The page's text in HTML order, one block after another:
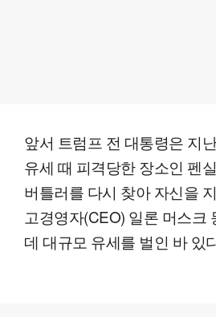
앞서 트럼프 전 대통령은 지
유세 때 피격당한 장소인 펜
버틀러를 다시 찾아 자신을
고경영자(CEO) 일론 머스크
데 대규모 유세를 벌인 바 있